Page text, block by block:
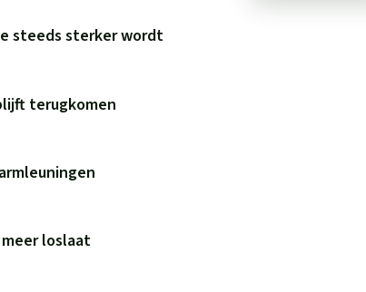
steeds sterker wordt
terugkomen
loslaat